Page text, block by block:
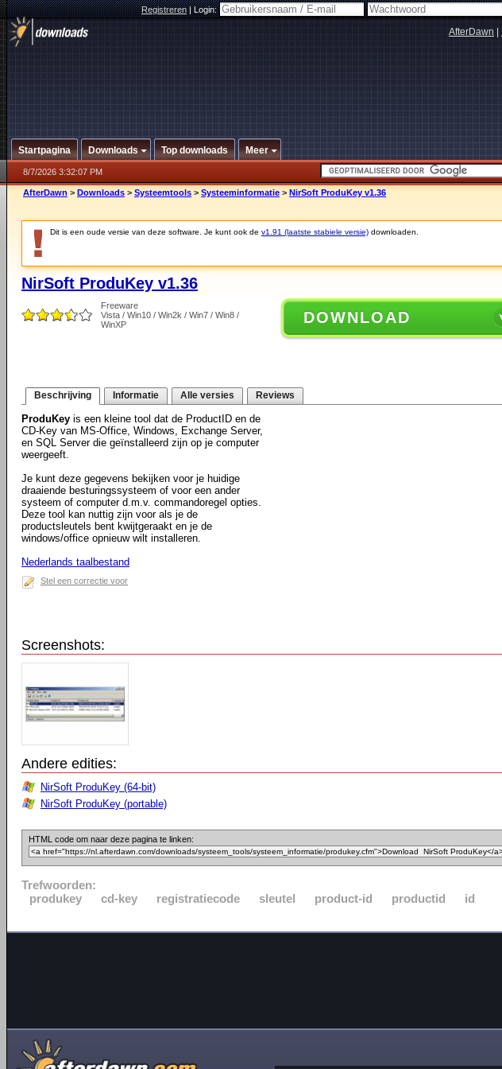
Registreren|Login:
AfterDawn
Startpagina Downloads Top downloads Meer
8/7/2026 3:32:07 PM
AfterDawn > Downloads > Systeemtools > Systeeminformatie > NirSoft ProduKey v1.36
Dit is een oude versie van deze software. Je kunt ook de v1.91 (laatste stabiele versie) downloaden.
NirSoft ProduKey v1.36
Freeware
Vista / Win10 / Win2k / Win7 / Win8 /
WinXP
DOWNLOAD
Beschrijving Informatie Alle versies Reviews
ProduKey is een kleine tool dat de ProductID en de
CD-Key van MS-Office, Windows, Exchange Server,
en SQL Server die geïnstalleerd zijn op je computer
weergeeft.
Je kunt deze gegevens bekijken voor je huidige
draaiende besturingssysteem of voor een ander
systeem of computer d.m.v. commandoregel opties.
Deze tool kan nuttig zijn voor als je de
productsleutels bent kwijtgeraakt en je de
windows/office opnieuw wilt installeren.
Nederlands taalbestand
Stel een correctie voor
Screenshots:
Andere edities:
NirSoft ProduKey (64-bit)
NirSoft ProduKey (portable)
HTML code om naar deze pagina te linken:
Trefwoorden:
produkey
cd-key registratiecode sleutel product-id productid id